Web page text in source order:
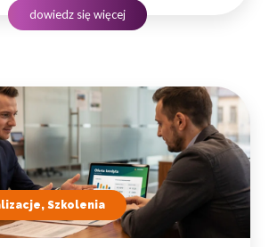
decyzji. W takim środowisku
kompetencje, lecz dobrze…
dowiedz się więcej
Szkolenia